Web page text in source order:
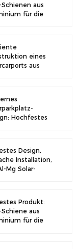
aus
für die
eines
aus
Hochfestes
Design,
Installation,
Mg Solar-
Produkt:
aus
für die